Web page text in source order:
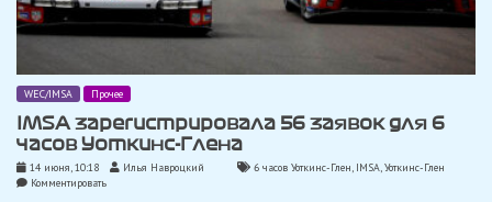
WEC/IMSA Прочее
IMSA зарегистрировала 56 заявок для 6
часов Уоткинс-Глена
14 июня, 10:18 Илья Навроцкий 6 часов Уоткинс-Глен, IMSA,Уоткинс-Глен
Комментироватьon